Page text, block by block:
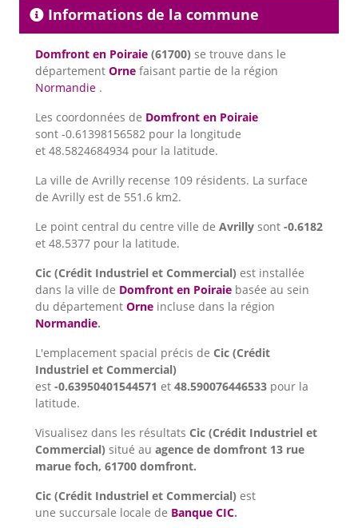
Informations de la commune
Domfront en Poiraie (61700) se trouve dans le
département Orne faisant partie de la région
Normandie .
Les coordonnées de Domfront en Poiraie
sont -0.61398156582 pour la longitude
et 48.5824684934 pour la latitude.
La ville de Avrilly recense 109 résidents. La surface
de Avrilly est de 551.6 km2.
Le point central du centre ville de Avrilly sont -0.6182
et 48.5377 pour la latitude.
Cic (Crédit Industriel et Commercial) est installée
dans la ville de Domfront en Poiraie basée au sein
du département Orne incluse dans la région
Normandie.
L'emplacement spacial précis de Cic (Crédit
Industriel et Commercial)
est -0.63950401544571 et 48.590076446533 pour la
latitude.
Visualisez dans les résultats Cic (Crédit Industriel et
Commercial) situé au agence de domfront 13 rue
marue foch, 61700 domfront.
Cic (Crédit Industriel et Commercial) est
une succursale locale de Banque CIC.